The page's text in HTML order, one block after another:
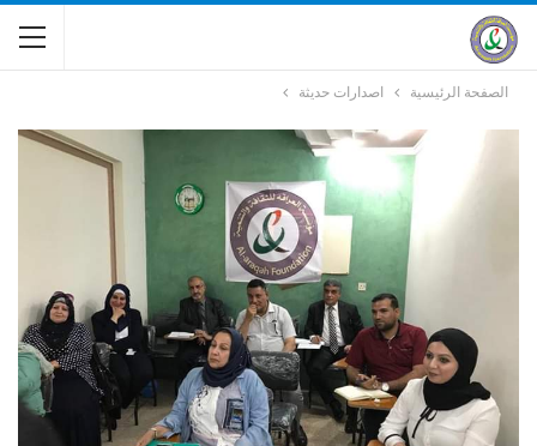
الصفحة الرئيسية اصدارات حديثة